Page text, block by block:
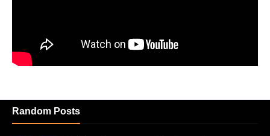
Random Posts